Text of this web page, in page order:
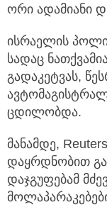
ორი ადამიანი
ისრაელის
სადაც
გადაკეტვას,
ცდილობდა.
მანამდე,
დაყრდნობით
დაჯგუფებამ